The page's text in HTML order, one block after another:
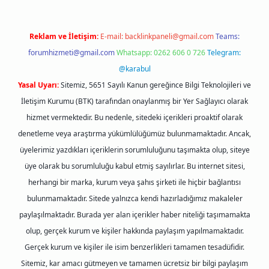
Reklam ve İletişim: E-mail: backlinkpaneli@gmail.comTeams:
forumhizmeti@gmail.comWhatsapp: 0262 606 0 726Telegram:
@karabul
Yasal Uyarı:Sitemiz, 5651 Sayılı Kanun gereğince Bilgi Teknolojileri ve
İletişim Kurumu (BTK) tarafından onaylanmış bir Yer Sağlayıcı olarak
hizmet vermektedir. Bu nedenle, sitedeki içerikleri proaktif olarak
denetleme veya araştırma yükümlülüğümüz bulunmamaktadır. Ancak,
üyelerimiz yazdıkları içeriklerin sorumluluğunu taşımakta olup, siteye
üye olarak bu sorumluluğu kabul etmiş sayılırlar. Bu internet sitesi,
herhangi bir marka, kurum veya şahıs şirketi ile hiçbir bağlantısı
bulunmamaktadır. Sitede yalnızca kendi hazırladığımız makaleler
paylaşılmaktadır. Burada yer alan içerikler haber niteliği taşımamakta
olup, gerçek kurum ve kişiler hakkında paylaşım yapılmamaktadır.
Gerçek kurum ve kişiler ile isim benzerlikleri tamamen tesadüfidir.
Sitemiz, kar amacı gütmeyen ve tamamen ücretsiz bir bilgi paylaşım